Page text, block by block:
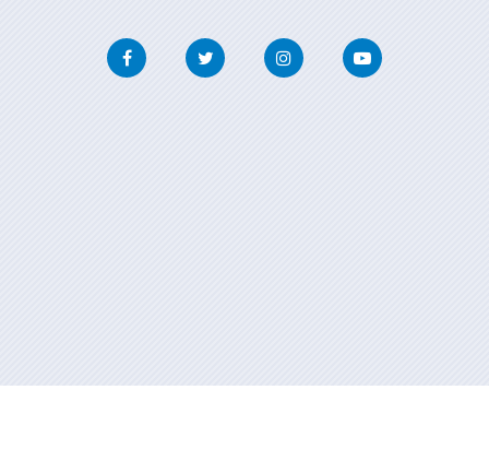
FacebookTwitter InstagramYoutube